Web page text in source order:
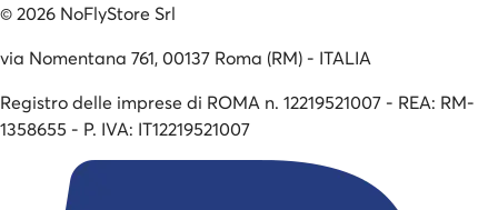
©2026 NoFlyStore Srl
via Nomentana 761, 00137 Roma (RM) - ITALIA
Registro delle imprese di ROMA n. 12219521007 - REA: RM-
1358655 - P. IVA: IT12219521007